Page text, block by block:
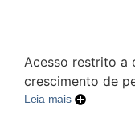
Acesso restrito a
crescimento de
Leia mais